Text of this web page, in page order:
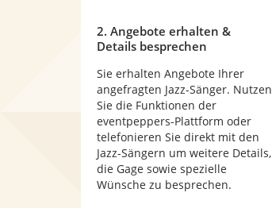
2. Angebote erhalten &
Details besprechen
Sie erhalten Angebote Ihrer
angefragten Jazz-Sänger. Nutzen
Sie die Funktionen der
eventpeppers-Plattform oder
telefonieren Sie direkt mit den
Jazz-Sängern um weitere Details,
die Gage sowie spezielle
Wünsche zu besprechen.